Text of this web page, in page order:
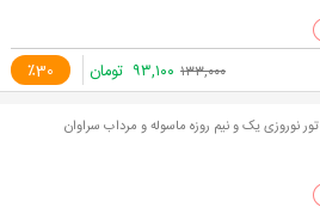
٪30 ۱۳۳,۰۰۰ ۹۳,۱۰۰ تومان
تور نوروزی یک و نیم روزه ماسوله و مرداب سراوان